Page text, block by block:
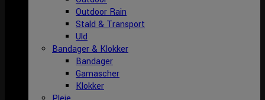
Outdoor Rain
Stald & Transport
Uld
Bandager & Klokker
Bandager
Gamascher
Klokker